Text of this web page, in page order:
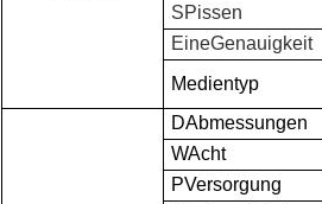
SPissen
EineGenauigkeit
Medientyp
DAbmessungen
WAcht
PVersorgung